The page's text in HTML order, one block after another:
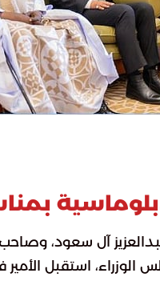
آل سعود،
استقبل الأمير